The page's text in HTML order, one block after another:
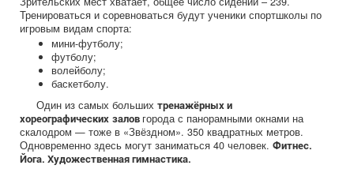
Тренироваться и соревноваться будут ученики спортшколы по
игровым видам спорта:
мини-футболу;
футболу;
волейболу;
баскетболу.
Один из самых больших тренажёрных и
хореографических залов города с панорамными окнами на
скалодром — тоже в «Звёздном». 350 квадратных метров.
Одновременно здесь могут заниматься 40 человек. Фитнес.
Йога. Художественная гимнастика.